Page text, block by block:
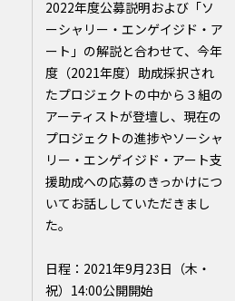
2022年度公募説明および「ソ
ーシャリー・エンゲイジド・ア
ート」の解説と合わせて、今年
度（2021年度）助成採択され
たプロジェクトの中から３組の
アーティストが登壇し、現在の
プロジェクトの進捗やソーシャ
リー・エンゲイジド・アート支
援助成への応募のきっかけにつ
いてお話ししていただきまし
た。
日程：2021年9月23日（木・
祝）14:00公開開始